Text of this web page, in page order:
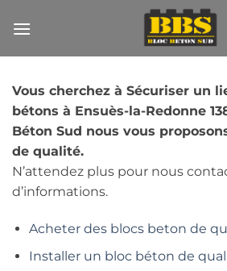
au
Vous cherchez à Sécuriser un
bétons à Ensuès-la-Redonne
Béton Sud nous vous
de qualité.
N’attendez plus pour nous
d’informations.
Acheter des blocs beton de
Installer un bloc béton de